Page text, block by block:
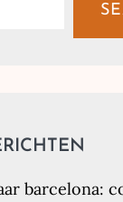
barcelona: